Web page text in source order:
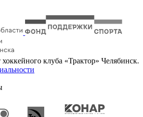
клуба «Трактор» Челябинск.